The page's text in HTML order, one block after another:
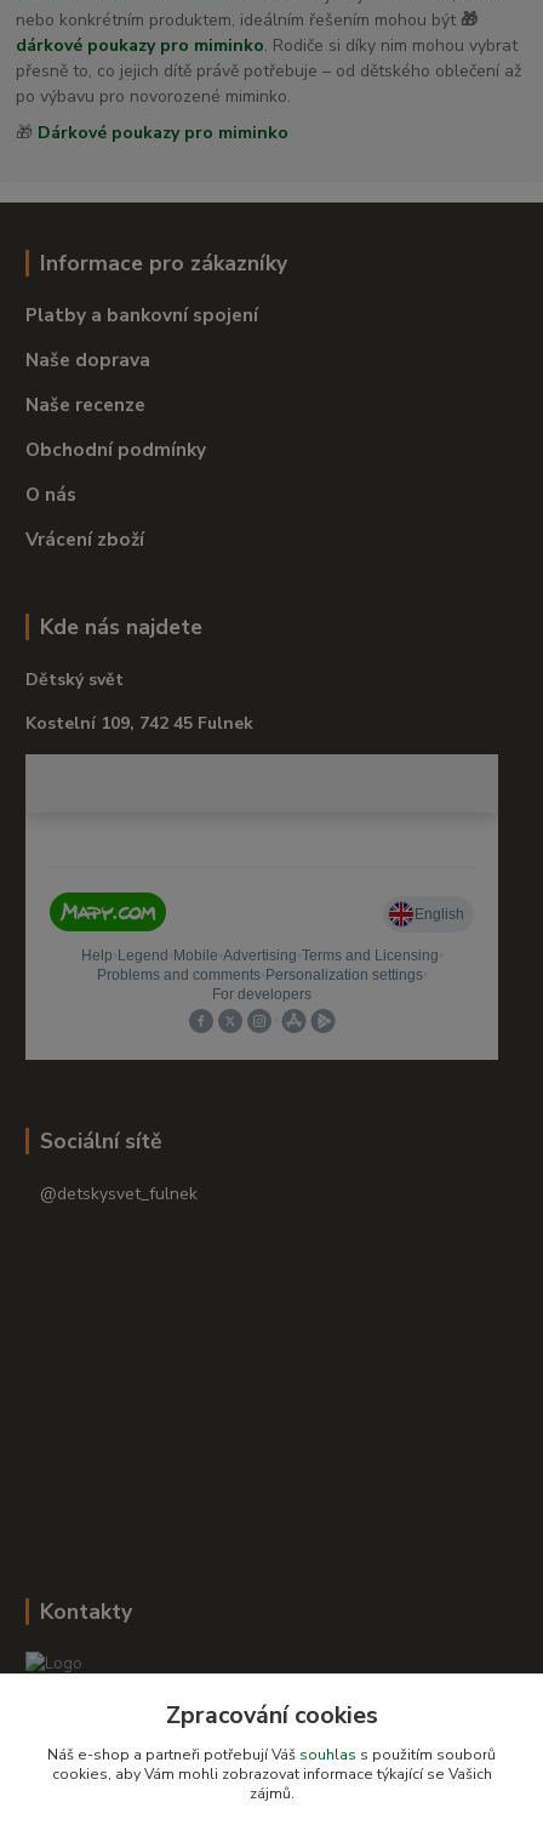
nebo konkrétním produktem, ideálním řešením mohou být 🎁
dárkové poukazy pro miminko. Rodiče si díky nim mohou vybrat
přesně to, co jejich dítě právě potřebuje – od dětského oblečení až
po výbavu pro novorozené miminko.
🎁 Dárkové poukazy pro miminko
Informace pro zákazníky
Platby a bankovní spojení
Naše doprava
Naše recenze
Obchodní podmínky
O nás
Vrácení zboží
Kde nás najdete
Dětský svět
Kostelní 109, 742 45 Fulnek
Sociální sítě
@detskysvet_fulnek
Kontakty
+420 604 278 943
obchod-detskysvet@seznam.cz
Zpracování cookies
Náš e-shop a partneři potřebují Váš souhlas s použitím souborů
cookies, aby Vám mohli zobrazovat informace týkající se Vašich
zájmů.